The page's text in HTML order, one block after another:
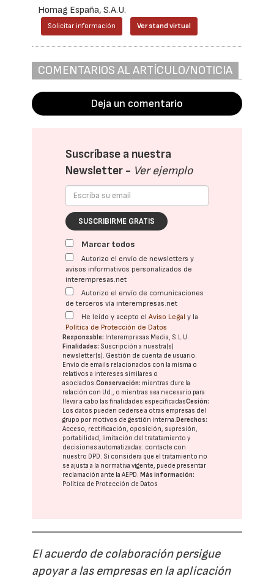
Homag España, S.A.U.
Solicitar información Ver stand virtual
COMENTARIOS AL ARTÍCULO/NOTICIA
Deja un comentario
Suscríbase a nuestra
Newsletter - Ver ejemplo
SUSCRIBIRME GRATIS
Marcar todos
Autorizo el envío de newsletters y
avisos informativos personalizados de
interempresas.net
Autorizo el envío de comunicaciones
de terceros vía interempresas.net
He leído y acepto elAviso Legal y la
Política de Protección de Datos
Responsable: Interempresas Media, S.L.U.
Finalidades: Suscripción a nuestra(s)
newsletter(s). Gestión de cuenta de usuario.
Envío de emails relacionados con la misma o
relativos a intereses similares o
asociados.Conservación: mientras dure la
relación con Ud., o mientras sea necesario para
llevar a cabo las finalidades especificadasCesión:
Los datos pueden cederse a otras empresas del
grupo por motivos de gestión interna.Derechos:
Acceso, rectificación, oposición, supresión,
portabilidad, limitación del tratatamiento y
decisiones automatizadas: contacte con
nuestro DPD . Si considera que el tratamiento no
se ajusta a la normativa vigente, puede presentar
reclamación ante laAEPD .Más información:
Política de Protección de Datos
El acuerdo de colaboración persigue
apoyar a las empresas en la aplicación